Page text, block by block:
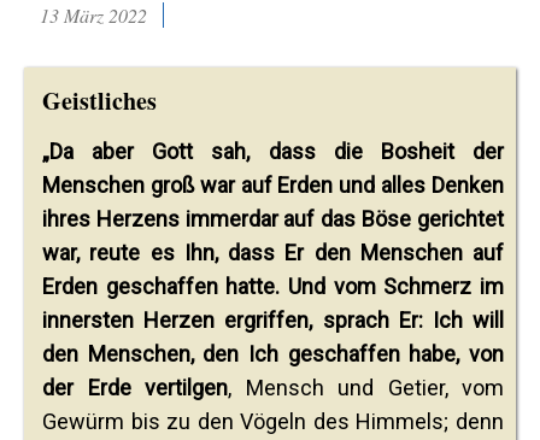
13 März 2022
Geistliches
„Da aber Gott sah, dass die Bosheit der
Menschen groß war auf Erden und alles Denken
ihres Herzens immerdar auf das Böse gerichtet
war, reute es Ihn, dass Er den Menschen auf
Erden geschaffen hatte. Und vom Schmerz im
innersten Herzen ergriffen, sprach Er: Ich will
den Menschen, den Ich geschaffen habe, von
der Erde vertilgen, Mensch und Getier, vom
Gewürm bis zu den Vögeln des Himmels; denn